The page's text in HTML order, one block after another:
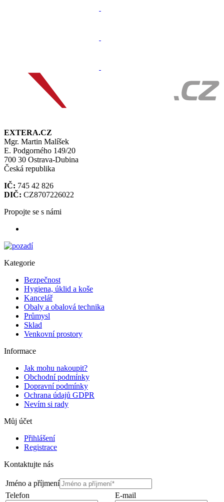
EXTERA.CZ
Mgr. Martin Malíšek
E. Podgorného 149/20
700 30 Ostrava-Dubina
Česká republika
IČ: 745 42 826
DIČ: CZ8707226022
Propojte se s námi
Kategorie
Bezpečnost
Hygiena, úklid a koše
Kancelář
Obaly a obalová technika
Průmysl
Sklad
Venkovní prostory
Informace
Jak mohu nakoupit?
Obchodní podmínky
Dopravní podmínky
Ochrana údajů GDPR
Nevím si rady
Můj účet
Přihlášení
Registrace
Kontaktujte nás
Jméno a příjmení
Telefon
E-mail